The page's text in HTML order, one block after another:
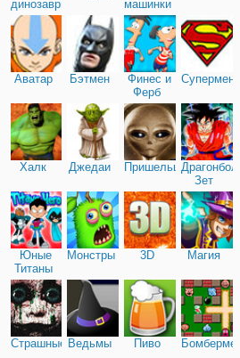
динозавры
машинки
Аватар Бэтмен
Финес и
Ферб
Супермен
Халк Джедаи ПришельцыДрагонболл
Зет
Юные
Титаны
Монстры 3D Магия
Страшные Ведьмы Пиво Бомбермен